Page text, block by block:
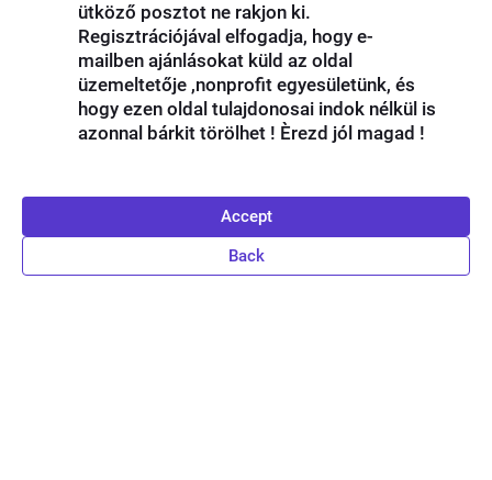
ütköző posztot ne rakjon ki.
Regisztrációjával elfogadja, hogy e-
mailben ajánlásokat küld az oldal
üzemeltetője ,nonprofit egyesületünk, és
hogy ezen oldal tulajdonosai indok nélkül is
azonnal bárkit törölhet ! Èrezd jól magad !
Accept
Back